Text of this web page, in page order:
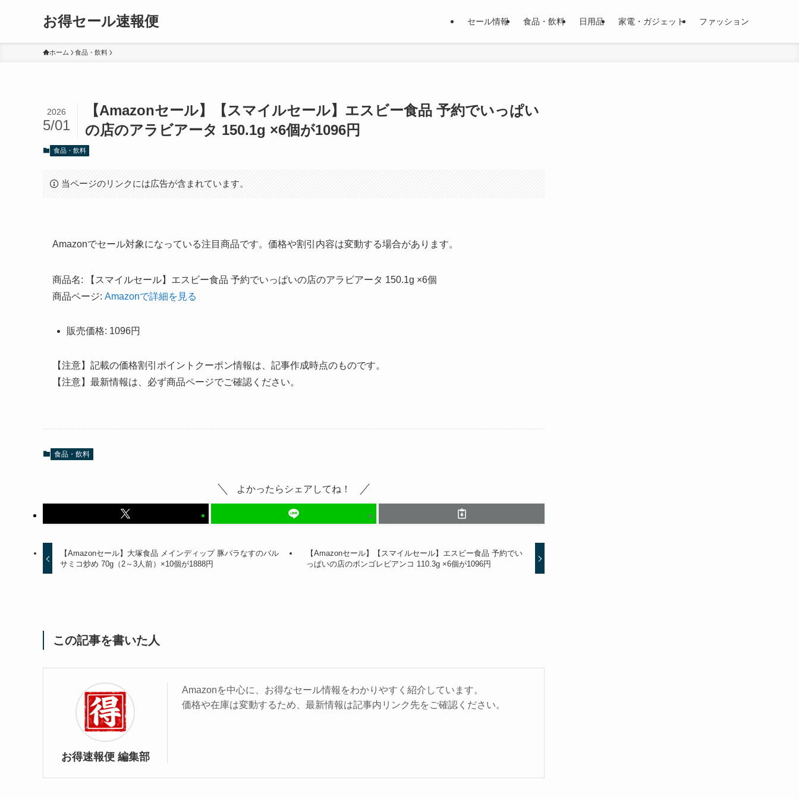
お得セール速報便 セール情報 食品・飲料 日用品 家電・ガジェット ファッション
ホーム 食品・飲料
【Amazonセール】【スマイルセール】エスビー食品 予約でいっぱい
の店のアラビアータ 150.1g ×6個が1096円
2026
5/01
食品・飲料
当ページのリンクには広告が含まれています。
Amazonでセール対象になっている注目商品です。価格や割引内容は変動する場合があります。
商品名: 【スマイルセール】エスビー食品 予約でいっぱいの店のアラビアータ 150.1g ×6個
商品ページ: Amazonで詳細を見る
販売価格: 1096円
【注意】記載の価格割引ポイントクーポン情報は、記事作成時点のものです。
【注意】最新情報は、必ず商品ページでご確認ください。
食品・飲料
よかったらシェアしてね！
【Amazonセール】大塚食品 メインディップ 豚バラなすのバル
サミコ炒め 70g（2～3人前）×10個が1888円
【Amazonセール】【スマイルセール】エスビー食品 予約でい
っぱいの店のボンゴレビアンコ 110.3g ×6個が1096円
この記事を書いた人
お得速報便 編集部
Amazonを中心に、お得なセール情報をわかりやすく紹介しています。
価格や在庫は変動するため、最新情報は記事内リンク先をご確認ください。